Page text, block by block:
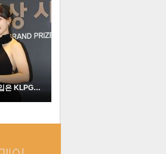
포토
드레스로 갈아입은 KLPGA …